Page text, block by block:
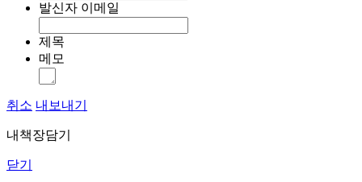
발신자 이메일
제목
메모
취소 내보내기
내책장담기
닫기